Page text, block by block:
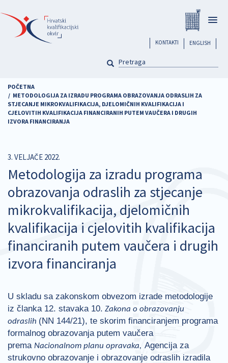
na
glavni
sadržaj
ENGLISH
header
KONTAKTI
PRETRAGA
POČETNA
METODOLOGIJA ZA IZRADU PROGRAMA OBRAZOVANJA ODRASLIH ZA
STJECANJE MIKROKVALIFIKACIJA, DJELOMIČNIH KVALIFIKACIJA I
CJELOVITIH KVALIFIKACIJA FINANCIRANIH PUTEM VAUČERA I DRUGIH
IZVORA FINANCIRANJA
3. VELJAČE 2022.
Metodologija za izradu programa
obrazovanja odraslih za stjecanje
mikrokvalifikacija, djelomičnih
kvalifikacija i cjelovitih kvalifikacija
financiranih putem vaučera i drugih
izvora financiranja
U skladu sa zakonskom obvezom izrade metodologije
iz članka 12. stavaka 10. Zakona o obrazovanju
odraslih (NN 144/21), te skorim financiranjem programa
formalnog obrazovanja putem vaučera
prema Nacionalnom planu opravaka, Agencija za
strukovno obrazovanje i obrazovanje odraslih izradila